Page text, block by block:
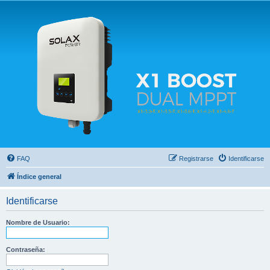
Solax FAQ
Lugar para intercambiar dudas sobre inversores solares Solax y temas relacionados.
FAQ Identificarse
Registrarse
Índice general
Identificarse
Nombre de Usuario:
Contraseña: